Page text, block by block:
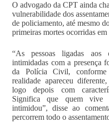
O advogado da CPT ainda
vulnerabilidade dos
de policiamento, até mesmo
primeiras mortes ocorridas
“As pessoas ligadas aos
intimidadas com a presença
da Polícia Civil,
realidade apareceu
logo depois com
Significa que quem vive
intimidou”, disse ao
percorrem todo o